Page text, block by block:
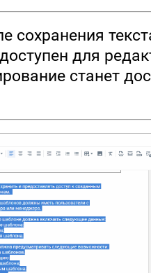
сохранения
для
станет